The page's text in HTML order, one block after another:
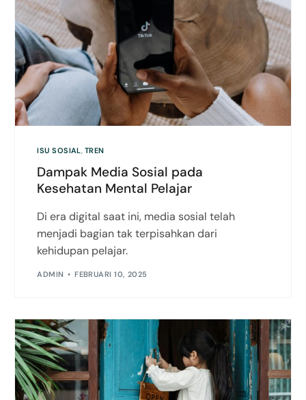
ISU SOSIAL, TREN
Dampak Media Sosial pada
Kesehatan Mental Pelajar
Di era digital saat ini, media sosial telah
menjadi bagian tak terpisahkan dari
kehidupan pelajar.
ADMIN FEBRUARI 10, 2025